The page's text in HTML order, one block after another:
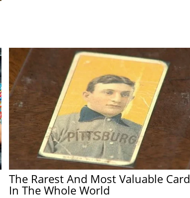
The Rarest And Most Valuable Card
In The Whole World